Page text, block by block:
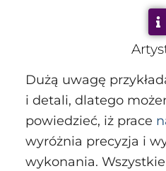
Dużą uwagę
i detali, dlatego
powiedzieć, iż prace
wyróżnia precyzja i
wykonania. Wszystkie